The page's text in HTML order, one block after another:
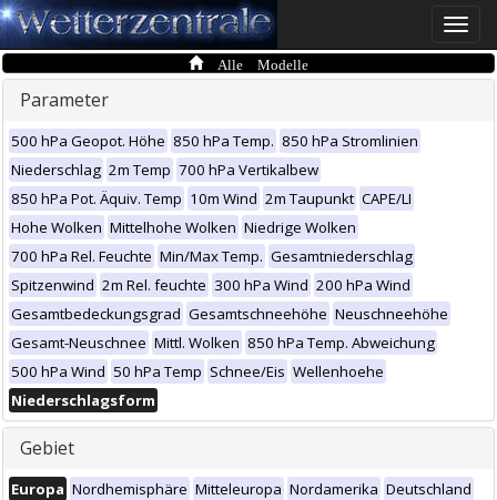
Toggle
Alle Modelle
Parameter
500 hPa Geopot. Höhe 850 hPa Temp. 850 hPa Stromlinien
Niederschlag 2m Temp 700 hPa Vertikalbew
850 hPa Pot. Äquiv. Temp 10m Wind 2m Taupunkt CAPE/LI
Hohe Wolken Mittelhohe Wolken Niedrige Wolken
700 hPa Rel. Feuchte Min/Max Temp. Gesamtniederschlag
Spitzenwind 2m Rel. feuchte 300 hPa Wind 200 hPa Wind
Gesamtbedeckungsgrad Gesamtschneehöhe Neuschneehöhe
Gesamt-Neuschnee Mittl. Wolken 850 hPa Temp. Abweichung
500 hPa Wind 50 hPa Temp Schnee/Eis Wellenhoehe
Niederschlagsform
Gebiet
Europa Nordhemisphäre Mitteleuropa Nordamerika Deutschland